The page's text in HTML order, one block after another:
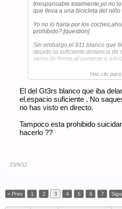
Irresponsable totalmente,yo no
que lleva a una bicicleta del
Yo no lo haria por los
prohibido?:[question]
Sin embargo,el 911 blanco que
dejado la suficiente distancia de
venia de frente,al ponerse a
Haz clic para
El del Gt3rs blanco que iba
el.espacio suficiente . No
no has visto en directo.
Tampoco esta prohibido
hacerlo ??
23/9/12
< Prev
1 2 3 4 5 6 7